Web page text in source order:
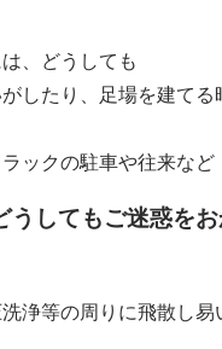
、どうしても
したり、足場を建てる
ックの駐車や往来など
うしてもご迷惑を
浄等の周りに飛散し易